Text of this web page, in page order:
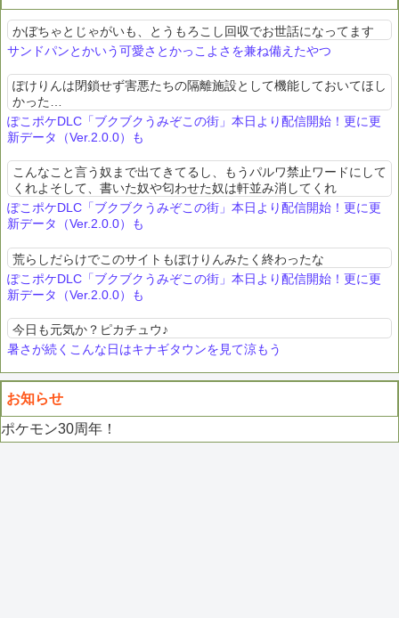
かぼちゃとじゃがいも、とうもろこし回収でお世話になってます
サンドパンとかいう可愛さとかっこよさを兼ね備えたやつ
ぽけりんは閉鎖せず害悪たちの隔離施設として機能しておいてほし
かった…
ぽこポケDLC「ブクブクうみぞこの街」本日より配信開始！更に更
新データ（Ver.2.0.0）も
こんなこと言う奴まで出てきてるし、もうパルワ禁止ワードにして
くれよそして、書いた奴や匂わせた奴は軒並み消してくれ
ぽこポケDLC「ブクブクうみぞこの街」本日より配信開始！更に更
新データ（Ver.2.0.0）も
荒らしだらけでこのサイトもぽけりんみたく終わったな
ぽこポケDLC「ブクブクうみぞこの街」本日より配信開始！更に更
新データ（Ver.2.0.0）も
今日も元気か？ピカチュウ♪
暑さが続くこんな日はキナギタウンを見て涼もう
お知らせ
ポケモン30周年！